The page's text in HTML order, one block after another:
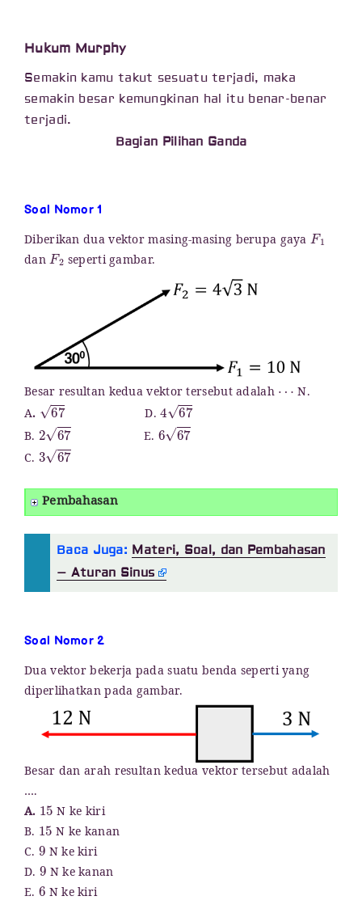
Hukum Murphy
Semakin kamu takut sesuatu terjadi, maka
semakin besar kemungkinan hal itu benar-benar
terjadi.
Bagian Pilihan Ganda
Soal Nomor 1
Diberikan dua vektor masing-masing berupa gayaF1
danF2seperti gambar.
Besar resultan kedua vektor tersebut adalah ⋯
N.
A.67 D.467
B. 2 67 E. 6 67
C. 367
Pembahasan
Baca Juga: Materi, Soal, dan Pembahasan
– Aturan Sinus
Soal Nomor 2
Dua vektor bekerja pada suatu benda seperti yang
diperlihatkan pada gambar.
Besar dan arah resultan kedua vektor tersebut adalah
….
A. 15 N ke kiri
B. 15N ke kanan
C. 9N ke kiri
D. 9 N ke kanan
E. 6 N ke kiri